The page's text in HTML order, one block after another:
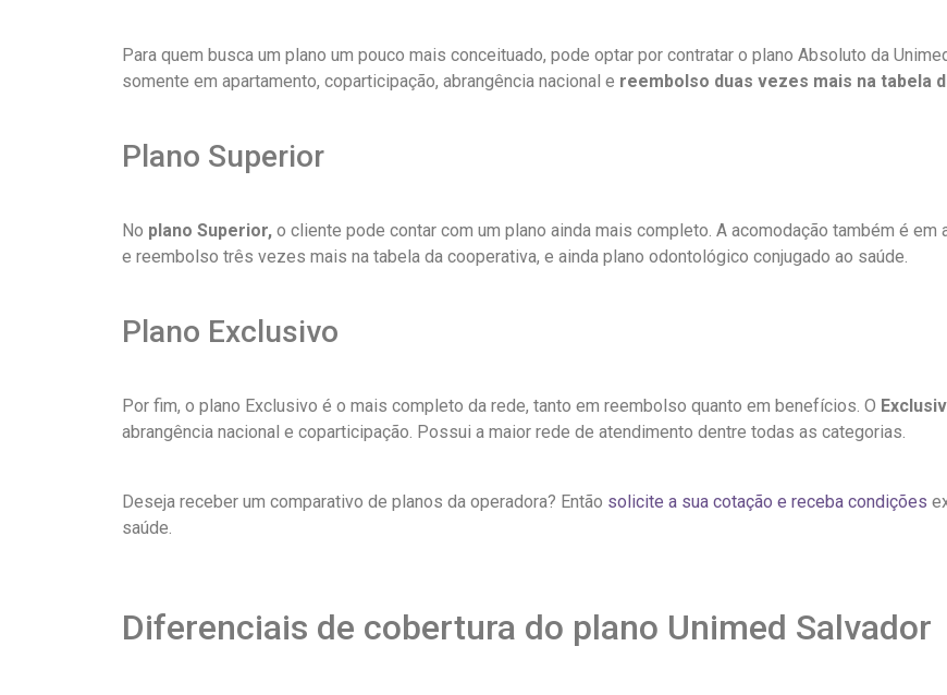
Para quem busca um plano um pouco mais conceituado, pode optar por contratar o plano Absoluto da
somente em apartamento, coparticipação, abrangência nacional e reembolso duas vezes mais na tabela
Plano Superior
No plano Superior, o cliente pode contar com um plano ainda mais completo. A acomodação também é em
e reembolso três vezes mais na tabela da cooperativa, e ainda plano odontológico conjugado ao saúde.
Plano Exclusivo
Por fim, o plano Exclusivo é o mais completo da rede, tanto em reembolso quanto em benefícios. O
abrangência nacional e coparticipação. Possui a maior rede de atendimento dentre todas as categorias.
Deseja receber um comparativo de planos da operadora? Então solicite a sua cotação e receba condições
saúde.
Diferenciais de cobertura do plano Unimed Salvador